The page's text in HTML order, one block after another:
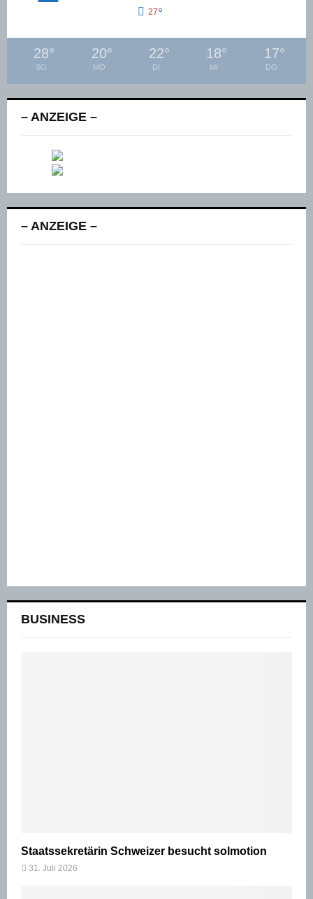
27°
28°
SO
20°
MO
22°
DI
18°
MI
17°
DO
– ANZEIGE –
– ANZEIGE –
BUSINESS
Staatssekretärin Schweizer besucht solmotion
31. Juli 2026